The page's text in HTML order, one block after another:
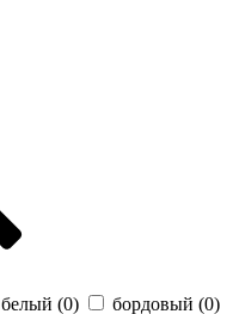
белый (0) бордовый (0)